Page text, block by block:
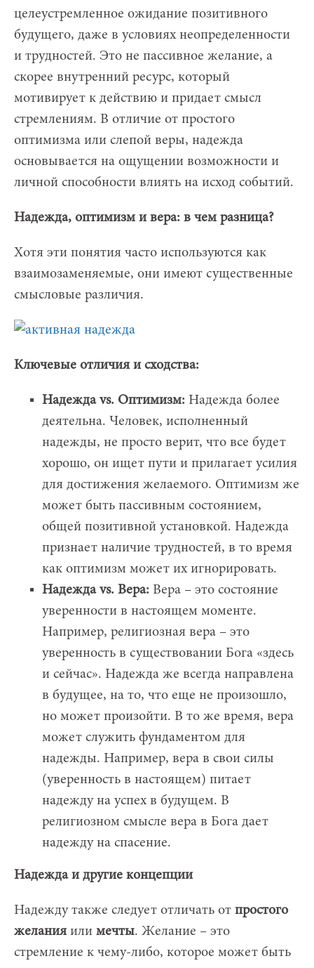
целеустремленное ожидание позитивного
будущего, даже в условиях неопределенности
и трудностей. Это не пассивное желание, а
скорее внутренний ресурс, который
мотивирует к действию и придает смысл
стремлениям. В отличие от простого
оптимизма или слепой веры, надежда
основывается на ощущении возможности и
личной способности влиять на исход событий.
Надежда, оптимизм и вера: в чем разница?
Хотя эти понятия часто используются как
взаимозаменяемые, они имеют существенные
смысловые различия.
Ключевые отличия и сходства:
Надежда vs. Оптимизм: Надежда более
деятельна. Человек, исполненный
надежды, не просто верит, что все будет
хорошо, он ищет пути и прилагает усилия
для достижения желаемого. Оптимизм же
может быть пассивным состоянием,
общей позитивной установкой. Надежда
признает наличие трудностей, в то время
как оптимизм может их игнорировать.
Надежда vs. Вера: Вера – это состояние
уверенности в настоящем моменте.
Например, религиозная вера – это
уверенность в существовании Бога «здесь
и сейчас». Надежда же всегда направлена
в будущее, на то, что еще не произошло,
но может произойти. В то же время, вера
может служить фундаментом для
надежды. Например, вера в свои силы
(уверенность в настоящем) питает
надежду на успех в будущем. В
религиозном смысле вера в Бога дает
надежду на спасение.
Надежда и другие концепции
Надежду также следует отличать от простого
желания или мечты. Желание – это
стремление к чему-либо, которое может быть